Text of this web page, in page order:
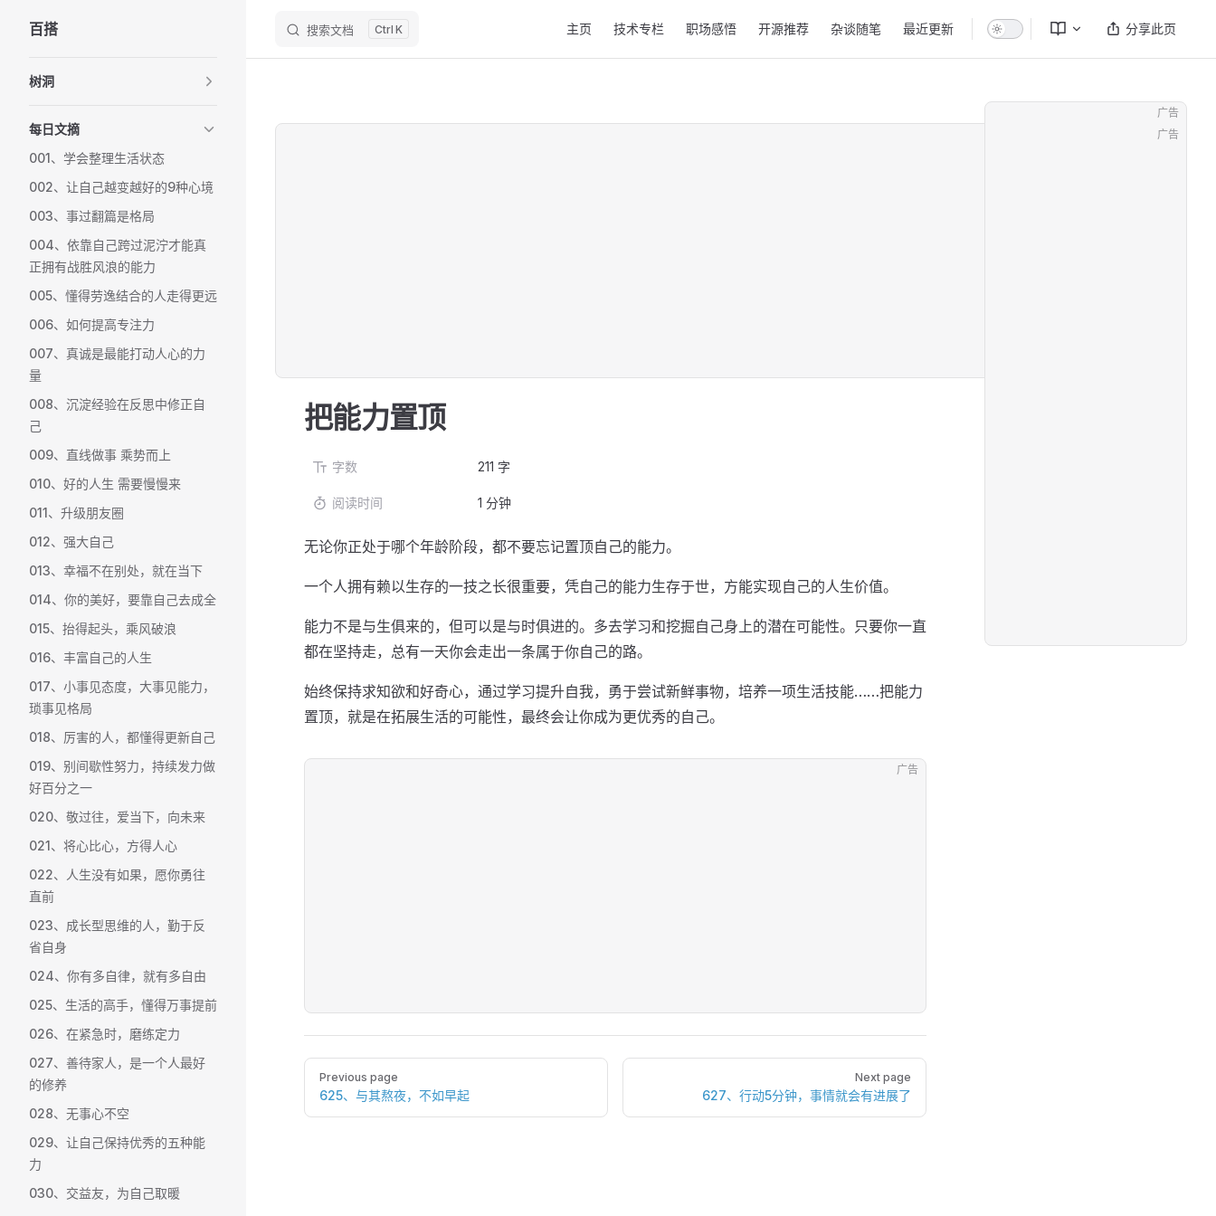
Skip to content
百搭 搜索文档 K 主页 技术专栏 职场感悟 开源推荐 杂谈随笔 最近更新 分享此页
树洞
每日文摘
001、学会整理生活状态
002、让自己越变越好的9种心境
003、事过翻篇是格局
004、依靠自己跨过泥泞才能真
正拥有战胜风浪的能力
005、懂得劳逸结合的人走得更远
006、如何提高专注力
007、真诚是最能打动人心的力
量
008、沉淀经验在反思中修正自
己
009、直线做事 乘势而上
010、好的人生 需要慢慢来
011、升级朋友圈
012、强大自己
013、幸福不在别处，就在当下
014、你的美好，要靠自己去成全
015、抬得起头，乘风破浪
016、丰富自己的人生
017、小事见态度，大事见能力，
琐事见格局
018、厉害的人，都懂得更新自己
019、别间歇性努力，持续发力做
好百分之一
020、敬过往，爱当下，向未来
021、将心比心，方得人心
022、人生没有如果，愿你勇往
直前
023、成长型思维的人，勤于反
省自身
024、你有多自律，就有多自由
025、生活的高手，懂得万事提前
026、在紧急时，磨练定力
027、善待家人，是一个人最好
的修养
028、无事心不空
029、让自己保持优秀的五种能
力
030、交益友，为自己取暖
广告
广告
把能力置顶
字数 211 字
阅读时间 1 分钟
无论你正处于哪个年龄阶段，都不要忘记置顶自己的能力。
一个人拥有赖以生存的一技之长很重要，凭自己的能力生存于世，方能实现自己的人生价值。
能力不是与生俱来的，但可以是与时俱进的。多去学习和挖掘自己身上的潜在可能性。只要你一直
都在坚持走，总有一天你会走出一条属于你自己的路。
始终保持求知欲和好奇心，通过学习提升自我，勇于尝试新鲜事物，培养一项生活技能……把能力
置顶，就是在拓展生活的可能性，最终会让你成为更优秀的自己。
广告
Pager
Previous page
625、与其熬夜，不如早起
Next page
627、行动5分钟，事情就会有进展了